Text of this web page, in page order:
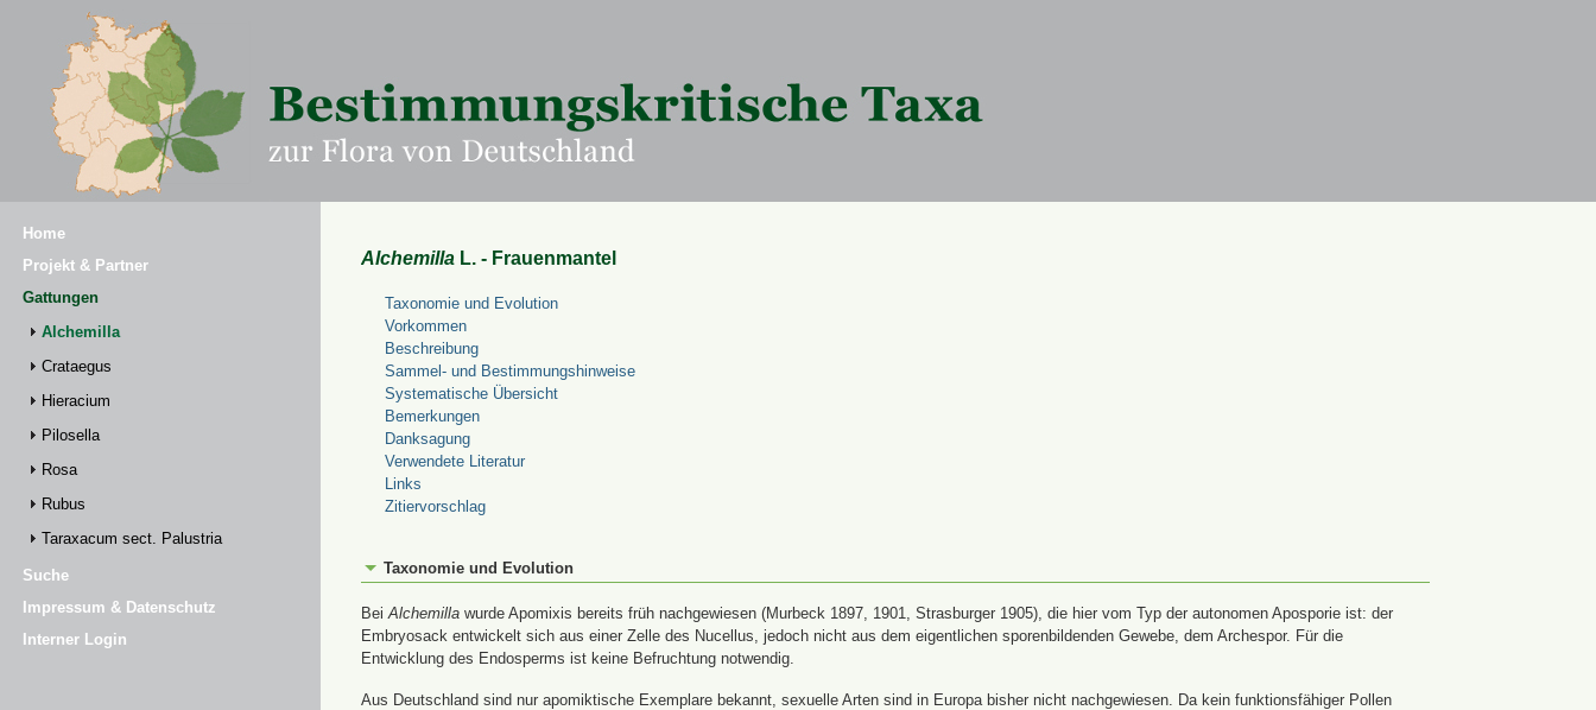
Home
Projekt & Partner
Gattungen
Alchemilla
Crataegus
Hieracium
Pilosella
Rosa
Rubus
Taraxacum sect. Palustria
Suche
Impressum & Datenschutz
Interner Login
Alchemilla L. - Frauenmantel
Taxonomie und Evolution
Vorkommen
Beschreibung
Sammel- und Bestimmungshinweise
Systematische Übersicht
Bemerkungen
Danksagung
Verwendete Literatur
Links
Zitiervorschlag
Taxonomie und Evolution
BeiAlchemilla wurde Apomixis bereits früh nachgewiesen (Murbeck 1897, 1901, Strasburger 1905), die hier vom Typ der autonomen Aposporie ist: der
Embryosack entwickelt sich aus einer Zelle des Nucellus, jedoch nicht aus dem eigentlichen sporenbildenden Gewebe, dem Archespor. Für die
Entwicklung des Endosperms ist keine Befruchtung notwendig.
Aus Deutschland sind nur apomiktische Exemplare bekannt, sexuelle Arten sind in Europa bisher nicht nachgewiesen. Da kein funktionsfähiger Pollen